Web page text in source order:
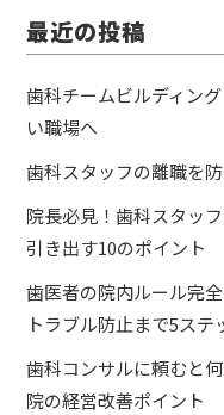
最近の投稿
歯科チームビルディン
い職場へ
歯科スタッフの離職を
院長必見！歯科スタッ
引き出す10のポイント
歯医者の院内ルール完
トラブル防止まで5ステ
歯科コンサルに頼むと
院の経営改善ポイント